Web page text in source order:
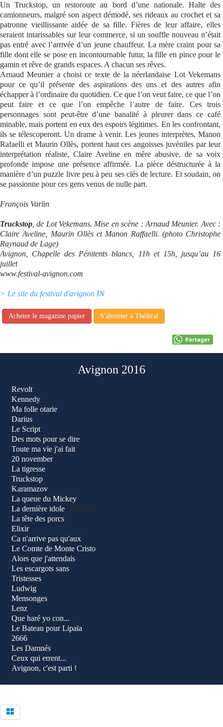
Un Truckstop, un restoroute au bord d’une nationale. Halte des
camionneurs, malgré son aspect démodé, ses rideaux au crochet et sa
patronne vieillissante aidée de sa fille. Fières de leur affaire, elles
seraient intarissables sur leur commerce, si un souffle nouveau n’était
pas entré avec l’arrivée d’un jeune chauffeur. La mère craint pour sa
fille dont elle se pose en incontournable futur, la fille en pince pour le
gamin et rêve de grands espaces. A chacun ses rêves.
Arnaud Meunier a choisi ce texte de la néerlandaise Lot Vekemans
pour ce qu’il présente des aspirations des uns et des autres afin
échapper à l’ordinaire du quotidien. Ce que l’on veut faire, ce que l’on
peut faire et ce que l’on empêche l’autre de faire. Ces trois
personnages sont peut-être d’une banalité à pleurer dans ce café
minable, mais portent en eux des espoirs légitimes. En les confrontant,
ils se télescoperont. Un drame à venir. Les jeunes interprètes, Manon
Rafaelli et Maurin Ollès, portent haut ces angoisses juvéniles par leur
interprétation réaliste, Claire Aveline en mère abusive, de sa voix
profonde impose une présence affirmée. La pièce déstructurée à la
manière d’un puzzle livre peu à peu ses clés de lecture. Et soudain, on
se passionne pour ces gens venus de nulle part.
François Varlin
Truckstop , de Lot Vekemans. Mise en scène : Arnaud Meunier. Avec :
Claire Aveline, Maurin Ollès et Manon Raffaelli. (photo Christophe
Raynaud de Lage)
Avignon, Chapelle des Pénitents blancs, 11h et 15h, jusqu’au 16
juillet
www.festival-avignon.com
> Le site du festival d'avignon IN
Acheter le magazine papier S'abonner à Théâtral
Partager
Avignon 2016
Revolt
Kennedy
Ma folle otarie
Darius
Le Script
Des mots pour se dire
Toute ma vie j'ai fait
20 november
La tigresse
Truckstop
Karamazov
La queue du Mickey
La dernière idole Timeline
La tête des porcs
Elixir
Ca n'arrive pas qu'aux
Le Comte de Monte Cristo
Alors que j'attendais
Les escargots sans
Tristesses
Ludwig
Mensonges
Lenz
Que haré yo con...
Le Bateau pour Lipaïa
2666
Les Damnés
Ceux qui errent...
Avignon, c'est parti !